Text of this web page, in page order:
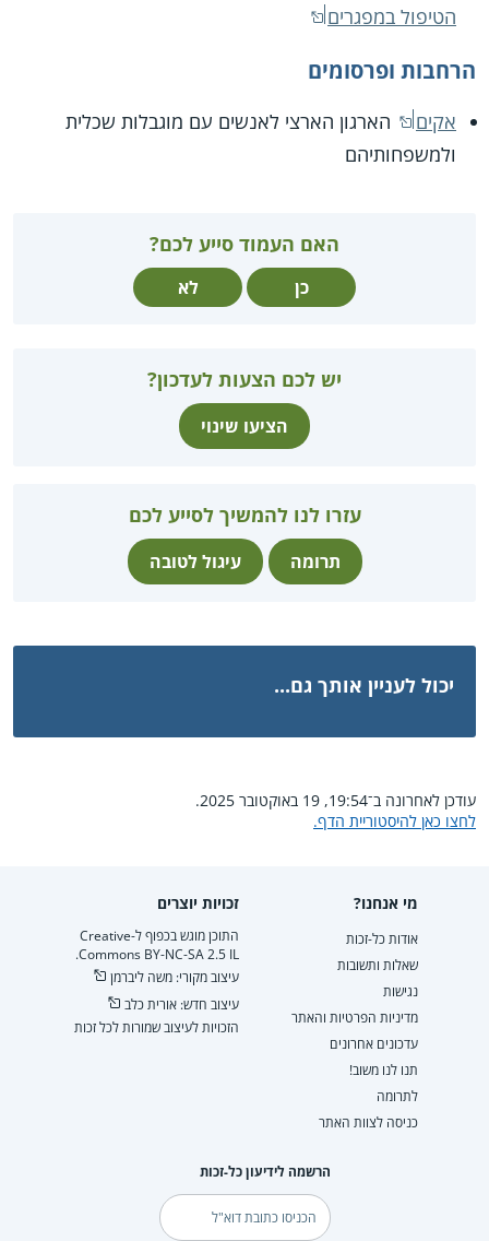
הטיפול במפגרים
הרחבות ופרסומים
אקים
הארגון הארצי לאנשים עם מוגבלות שכלית
ולמשפחותיהם
האם העמוד סייע לכם?
כן לא
יש לכם הצעות לעדכון?
הציעו שינוי
עזרו לנו להמשיך לסייע לכם
תרומה עיגול לטובה
יכול לעניין אותך גם...
עודכן לאחרונה ב־19:54, 19 באוקטובר 2025.
לחצו כאן להיסטוריית הדף.
מי אנחנו?
אודות כל-זכות
שאלות ותשובות
נגישות
מדיניות הפרטיות והאתר
עדכונים אחרונים
תנו לנו משוב!
לתרומה
כניסה לצוות האתר
זכויות יוצרים
התוכן מוגש בכפוף ל-Creative
Commons BY-NC-SA 2.5 IL.
עיצוב מקורי: משה ליברמן
עיצוב חדש: אורית כלב
הזכויות לעיצוב שמורות לכל זכות
הרשמה לידיעון כל-זכות
דוא"ל